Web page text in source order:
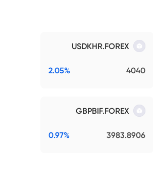
USDKHR.FOREX
4040
2.05%
GBPBIF.FOREX
3983.8906
0.97%